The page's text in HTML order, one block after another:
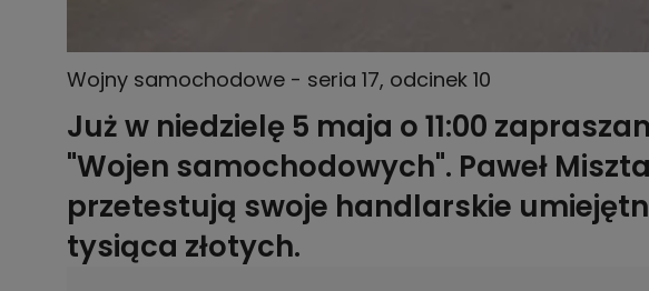
Wojny samochodowe - seria 17, odcinek 10
Już w niedzielę 5 maja o 11:00
"Wojen samochodowych". Paweł
przetestują swoje handlarskie
tysiąca złotych.